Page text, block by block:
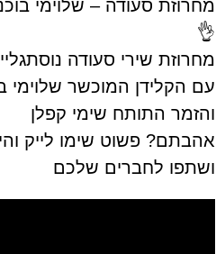
מחרוזת סעודה – שלוימי
👌
מחרוזת שירי סעודה
עם הקלידן המוכשר שלוימי
והזמר התותח שימי קפלן
אהבתם? פשוט שימו לייק
ושתפו לחברים שלכם